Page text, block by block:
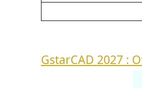
GstarCAD 2027 :